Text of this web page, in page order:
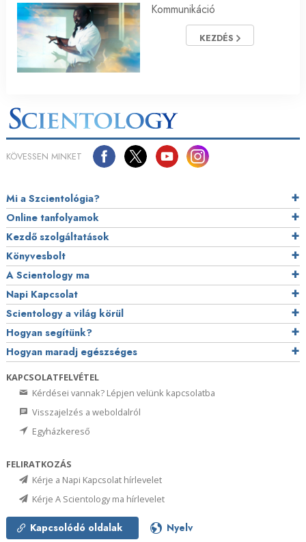
Kommunikáció
KEZDÉS
KÖVESSEN MINKET
Mi a Szcientológia?
Online tanfolyamok
Kezdő szolgáltatások
Könyvesbolt
A Scientology ma
Napi Kapcsolat
Scientology a világ körül
Hogyan segítünk?
Hogyan maradj egészséges
KAPCSOLATFELVÉTEL
Kérdései vannak? Lépjen velünk kapcsolatba
Visszajelzés a weboldalról
Egyházkereső
FELIRATKOZÁS
Kérje a Napi Kapcsolat hírlevelet
Kérje A Scientology ma hírlevelet
Kapcsolódó oldalak Nyelv